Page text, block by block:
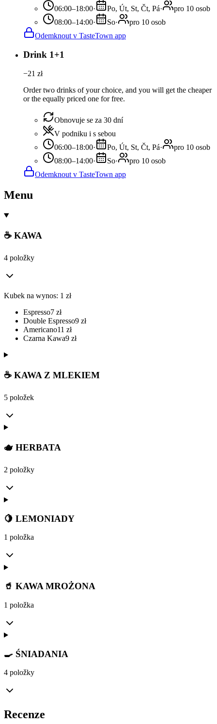
06:00–18:00· Po, Út, St, Čt, Pá·
pro 10 osob
08:00–14:00· So·
pro 10 osob
Odemknout v TasteTown app
Drink 1+1
−21 zł
Order two drinks of your choice, and you will get the cheaper
or the equally priced one for free.
Obnovuje se za 30 dní
V podniku i s sebou
06:00–18:00· Po, Út, St, Čt, Pá·
pro 10 osob
08:00–14:00· So·
pro 10 osob
Odemknout v TasteTown app
Menu
☕ KAWA
4 položky
Kubek na wynos: 1 zł
Espresso7 zł
Double Espresso9 zł
Americano11 zł
Czarna Kawa9 zł
☕ KAWA Z MLEKIEM
5 položek
🫖 HERBATA
2 položky
🍋 LEMONIADY
1 položka
🥤 KAWA MROŻONA
1 položka
🍳 ŚNIADANIA
4 položky
Recenze